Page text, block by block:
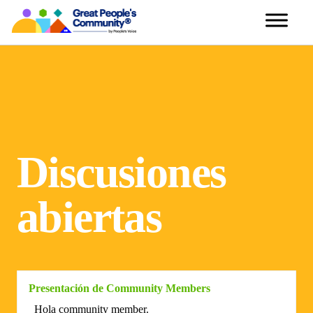
Discusiones
abiertas
Presentación de Community Members
Hola community member.